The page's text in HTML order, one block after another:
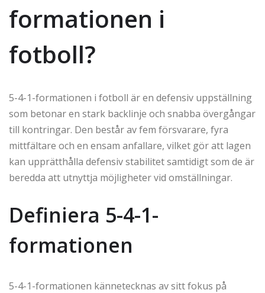
formationen i
fotboll?
5-4-1-formationen i fotboll är en defensiv uppställning
som betonar en stark backlinje och snabba övergångar
till kontringar. Den består av fem försvarare, fyra
mittfältare och en ensam anfallare, vilket gör att lagen
kan upprätthålla defensiv stabilitet samtidigt som de är
beredda att utnyttja möjligheter vid omställningar.
Definiera 5-4-1-
formationen
5-4-1-formationen kännetecknas av sitt fokus på